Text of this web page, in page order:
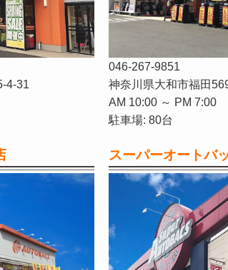
4-31
046-267-9851
神奈川県大和市福田
AM 10:00 ～ PM 7:00
駐車場: 80台
スーパーオートバ